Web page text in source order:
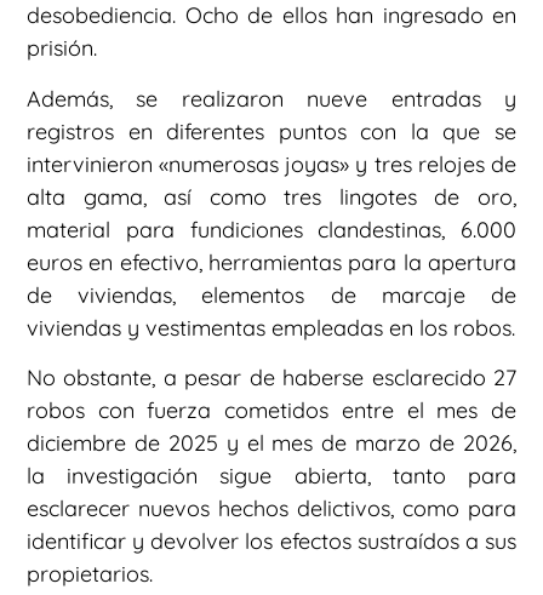
desobediencia. Ocho de ellos han ingresado en
prisión.
Además, se realizaron nueve entradas y
registros en diferentes puntos con la que se
intervinieron «numerosas joyas» y tres relojes de
alta gama, así como tres lingotes de oro,
material para fundiciones clandestinas, 6.000
euros en efectivo, herramientas para la apertura
de viviendas, elementos de marcaje de
viviendas y vestimentas empleadas en los robos.
No obstante, a pesar de haberse esclarecido 27
robos con fuerza cometidos entre el mes de
diciembre de 2025 y el mes de marzo de 2026,
la investigación sigue abierta, tanto para
esclarecer nuevos hechos delictivos, como para
identificar y devolver los efectos sustraídos a sus
propietarios.